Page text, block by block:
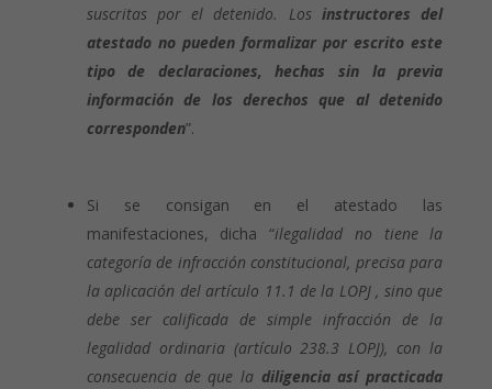
suscritas por el detenido. Los instructores del
atestado no pueden formalizar por escrito este
tipo de declaraciones, hechas sin la previa
información de los derechos que al detenido
corresponden”.
Si se consigan en el atestado las
manifestaciones, dicha “ilegalidad no tiene la
categoría de infracción constitucional, precisa para
la aplicación del artículo 11.1 de la LOPJ , sino que
debe ser calificada de simple infracción de la
legalidad ordinaria (artículo 238.3 LOPJ), con la
consecuencia de que la diligencia así practicada